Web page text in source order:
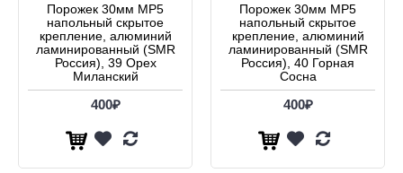
Порожек 30мм МР5
напольный скрытое
крепление, алюминий
ламинированный (SMR
Россия), 39 Орех
Миланский
400₽
Порожек 30мм МР5
напольный скрытое
крепление, алюминий
ламинированный (SMR
Россия), 40 Горная
Сосна
400₽